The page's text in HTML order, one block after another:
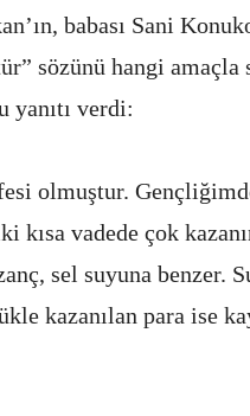
babası Sani
sözünü hangi amaçla
yanıtı verdi:
olmuştur.
kısa vadede çok
sel suyuna benzer.
kazanılan para ise